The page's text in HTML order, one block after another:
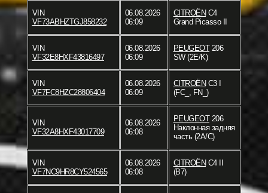
VIN
VF73ABHZTGJ858232
06.08.2026
06:09
CITROËN C4
Grand Picasso II
VIN
VF32E8HXF43816497
06.08.2026
06:09
PEUGEOT206
SW (2E/K)
VIN
VF7FC8HZC28806404
06.08.2026
06:09
CITROËN C3 I
(FC_, FN_)
VIN
VF32A8HXF43017709
06.08.2026
06:08
PEUGEOT206
Наклонная задняя
часть (2A/C)
VIN
VF7NC9HR8CY524565
06.08.2026
06:08
CITROËN C4 II
(B7)